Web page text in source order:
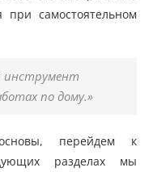
при самостоятельном
инструмент
по дому.»
перейдем к
разделах мы